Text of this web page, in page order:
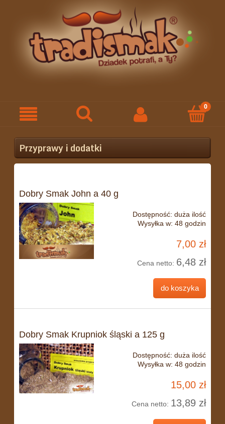
Przyprawy i dodatki
Dobry Smak John a 40 g
Dostępność: duża ilość
Wysyłka w: 48 godzin
7,00 zł
Cena netto: 6,48 zł
do koszyka
Dobry Smak Krupniok śląski a 125 g
Dostępność: duża ilość
Wysyłka w: 48 godzin
15,00 zł
Cena netto: 13,89 zł